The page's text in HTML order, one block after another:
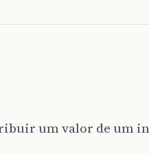
um valor de um